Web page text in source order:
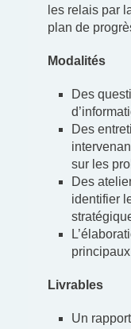
les relais par
plan de
Modalités
Des
Des
sur les
Des
identifier
Livrables
Un